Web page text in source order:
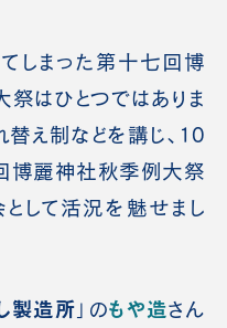
てしまった第十七回博
祭はひとつではありま
替え制などを講じ、10
博麗神社秋季例大祭
して活況を魅せまし
製造所 」のもや造さん